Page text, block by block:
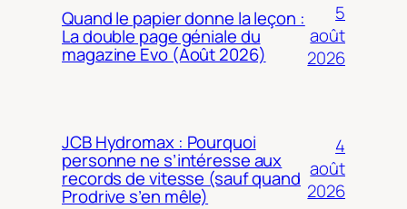
Quand le papier donne la leçon :
La double page géniale du
magazine Evo (Août 2026)
5
août
2026
JCB Hydromax : Pourquoi
personne ne s’intéresse aux
records de vitesse (sauf quand
Prodrive s’en mêle)
4
août
2026